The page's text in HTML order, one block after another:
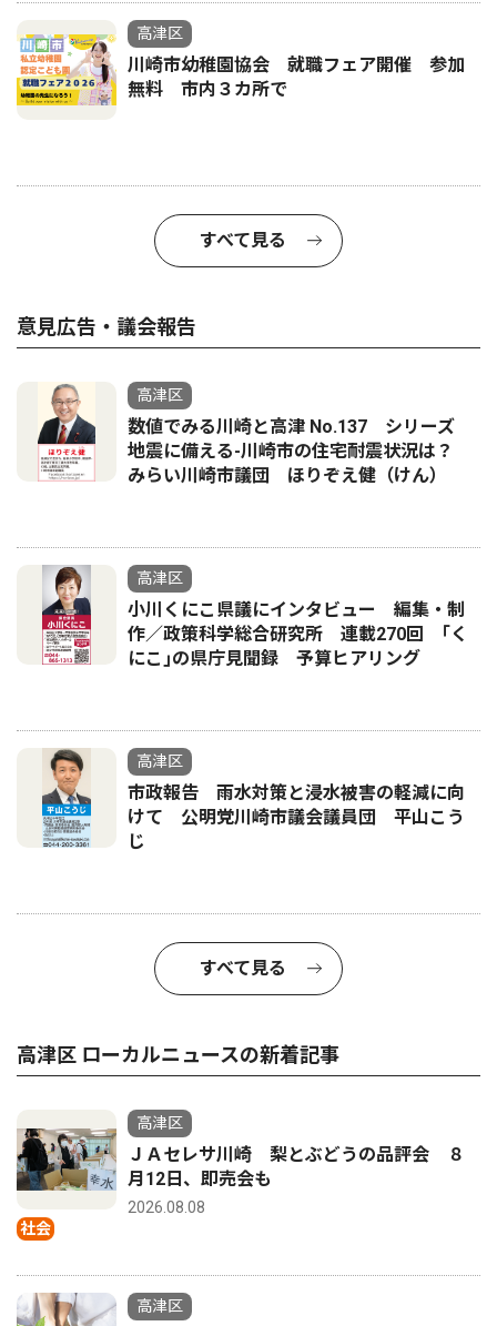
高津区
川崎市幼稚園協会 就職フェア開催 参加
無料 市内３カ所で
すべて見る
意見広告・議会報告
高津区
数値でみる川崎と高津 No.137 シリーズ
地震に備える-川崎市の住宅耐震状況は？
みらい川崎市議団 ほりぞえ健（けん）
高津区
小川くにこ県議にインタビュー 編集・制
作／政策科学総合研究所 連載270回 ｢く
にこ｣の県庁見聞録 予算ヒアリング
高津区
市政報告 雨水対策と浸水被害の軽減に向
けて 公明党川崎市議会議員団 平山こう
じ
すべて見る
高津区 ローカルニュースの新着記事
社会
高津区
ＪＡセレサ川崎 梨とぶどうの品評会 ８
月12日、即売会も
2026.08.08
高津区